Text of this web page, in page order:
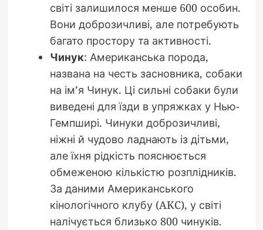
світі залишилося менше 600 особин.
Вони доброзичливі, але потребують
багато простору та активності.
Чинук: Американська порода,
названа на честь засновника, собаки
на ім’я Чинук. Ці сильні собаки були
виведені для їзди в упряжках у Нью-
Гемпширі. Чинуки доброзичливі,
ніжні й чудово ладнають із дітьми,
але їхня рідкість пояснюється
обмеженою кількістю розплідників.
За даними Американського
кінологічного клубу (AKC), у світі
налічується близько 800 чинуків.